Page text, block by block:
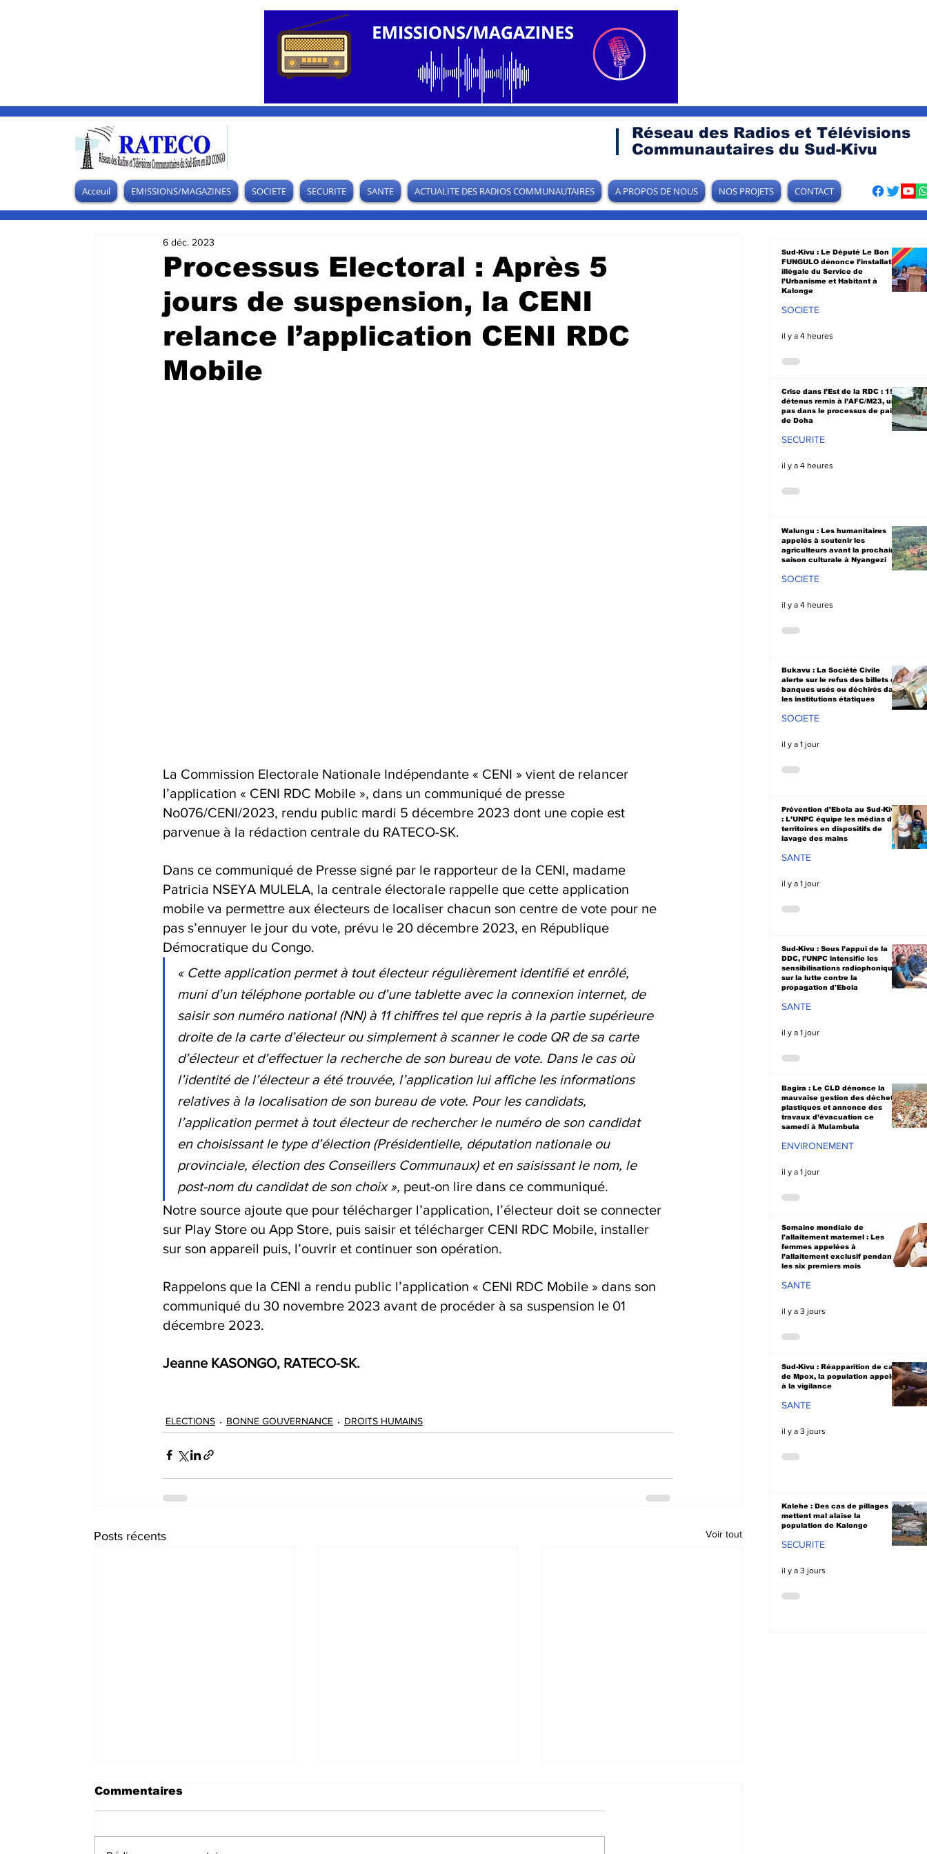
Réseau des Radios et Télévisions
Communautaires du Sud-Kivu
Acceuil EMISSIONS/MAGAZINES SOCIETE SECURITE SANTE ACTUALITE DES RADIOS COMMUNAUTAIRES A PROPOS DE NOUS NOS PROJETS CONTACT
Processus Electoral : Après 5
jours de suspension, la CENI
relance l’application CENI RDC
Mobile
6 déc. 2023
La Commission Electorale Nationale Indépendante « CENI » vient de relancer
l’application « CENI RDC Mobile », dans un communiqué de presse
No076/CENI/2023, rendu public mardi 5 décembre 2023 dont une copie est
parvenue à la rédaction centrale du RATECO-SK.
Dans ce communiqué de Presse signé par le rapporteur de la CENI, madame
Patricia NSEYA MULELA, la centrale électorale rappelle que cette application
mobile va permettre aux électeurs de localiser chacun son centre de vote pour ne
pas s’ennuyer le jour du vote, prévu le 20 décembre 2023, en République
Démocratique du Congo.
« Cette application permet à tout électeur régulièrement identifié et enrôlé,
muni d’un téléphone portable ou d’une tablette avec la connexion internet, de
saisir son numéro national (NN) à 11 chiffres tel que repris à la partie supérieure
droite de la carte d’électeur ou simplement à scanner le code QR de sa carte
d’électeur et d’effectuer la recherche de son bureau de vote. Dans le cas où
l’identité de l’électeur a été trouvée, l’application lui affiche les informations
relatives à la localisation de son bureau de vote. Pour les candidats,
l’application permet à tout électeur de rechercher le numéro de son candidat
en choisissant le type d’élection (Présidentielle, députation nationale ou
provinciale, élection des Conseillers Communaux) et en saisissant le nom, le
post-nom du candidat de son choix », peut-on lire dans ce communiqué.
Notre source ajoute que pour télécharger l’application, l’électeur doit se connecter
sur Play Store ou App Store, puis saisir et télécharger CENI RDC Mobile, installer
sur son appareil puis, l’ouvrir et continuer son opération.
Rappelons que la CENI a rendu public l’application « CENI RDC Mobile » dans son
communiqué du 30 novembre 2023 avant de procéder à sa suspension le 01
décembre 2023.
Jeanne KASONGO, RATECO-SK.
ELECTIONS BONNE GOUVERNANCE DROITS HUMAINS
Posts récents Voir tout
Commentaires
Sud-Kivu : Le Député Le Bon
FUNGULO dénonce l’installation
illégale du Service de
l’Urbanisme et Habitant à
Kalonge
SOCIETE
il y a 4 heures
Crise dans l’Est de la RDC : 15
détenus remis à l’AFC/M23, un
pas dans le processus de paix
de Doha
SECURITE
il y a 4 heures
Walungu : Les humanitaires
appelés à soutenir les
agriculteurs avant la prochaine
saison culturale à Nyangezi
SOCIETE
il y a 4 heures
Bukavu : La Société Civile
alerte sur le refus des billets de
banques usés ou déchirés dans
les institutions étatiques
SOCIETE
il y a 1 jour
Prévention d’Ebola au Sud-Kivu
: L’UNPC équipe les médias de
territoires en dispositifs de
lavage des mains
SANTE
il y a 1 jour
Sud-Kivu : Sous l’appui de la
DDC, l’UNPC intensifie les
sensibilisations radiophoniques
sur la lutte contre la
propagation d'Ebola
SANTE
il y a 1 jour
Bagira : Le CLD dénonce la
mauvaise gestion des déchets
plastiques et annonce des
travaux d’évacuation ce
samedi à Mulambula
ENVIRONEMENT
il y a 1 jour
Semaine mondiale de
l'allaitement maternel : Les
femmes appelées à
l’allaitement exclusif pendant
les six premiers mois
SANTE
il y a 3 jours
Sud-Kivu : Réapparition de cas
de Mpox, la population appelée
à la vigilance
SANTE
il y a 3 jours
Kalehe : Des cas de pillages
mettent mal alaise la
population de Kalonge
SECURITE
il y a 3 jours